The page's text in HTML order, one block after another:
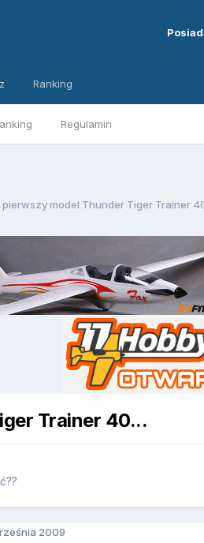
Regulamin
Ranking
pierwszy model Thunder Tiger Trainer
Trainer 40...
2009